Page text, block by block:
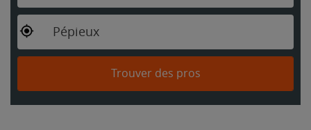
Pépieux
Trouver des pros